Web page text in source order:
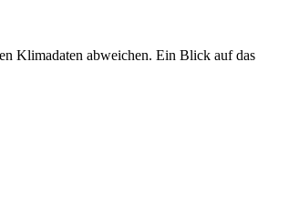
Klimadaten abweichen. Ein Blick auf das